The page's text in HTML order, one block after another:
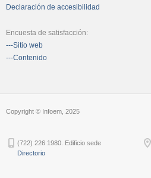
Declaración de accesibilidad
Encuesta de satisfacción:
---Sitio web
---Contenido
Copyright © Infoem, 2025
(722) 226 1980. Edificio sede
Directorio